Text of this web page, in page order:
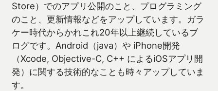
Store）でのアプリ公開のこと、プログラミング
のこと、更新情報などをアップしています。ガラ
ケー時代からかれこれ20年以上継続しているブ
ログです。Android（java）や iPhone開発
（Xcode, Objective-C, C++ によるiOSアプリ開
発）に関する技術的なことも時々アップしていま
す。